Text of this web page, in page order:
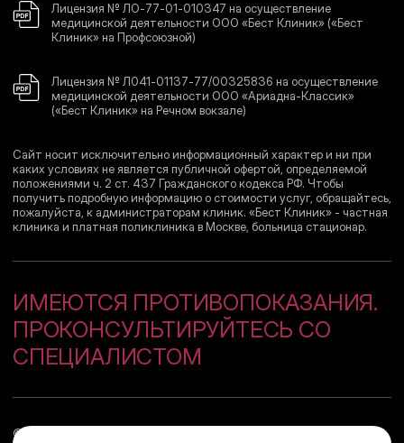
Лицензия № ЛО-77-01-010347 на осуществление
медицинской деятельности ООО «Бест Клиник» («Бест
Клиник» на Профсоюзной)
Лицензия № Л041-01137-77/00325836 на осуществление
медицинской деятельности ООО «Ариадна-Классик»
(«Бест Клиник» на Речном вокзале)
Сайт носит исключительно информационный характер и ни при
каких условиях не является публичной офертой, определяемой
положениями ч. 2 ст. 437 Гражданского кодекса РФ. Чтобы
получить подробную информацию о стоимости услуг, обращайтесь,
пожалуйста, к администраторам клиник. «Бест Клиник» - частная
клиника и платная поликлиника в Москве, больница стационар.
ИМЕЮТСЯ ПРОТИВОПОКАЗАНИЯ.
ПРОКОНСУЛЬТИРУЙТЕСЬ СО
СПЕЦИАЛИСТОМ
© 2008–2026 Сеть медицинских центров